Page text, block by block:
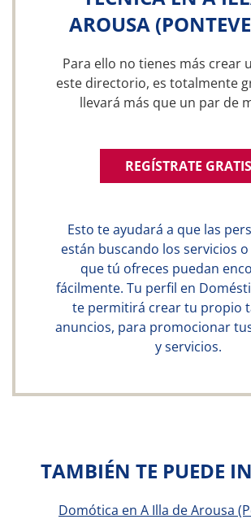
AROUSA
Para ello no tienes más crear
este directorio, es totalmente
llevará más que un par de
REGÍSTRATE GRATIS
Esto te ayudará a que las
están buscando los servicios
que tú ofreces puedan
fácilmente. Tu perfil en
te permitirá crear tu propio
anuncios, para promocionar
y servicios.
TAMBIÉN TE PUEDE
Domótica en A Illa de Arousa